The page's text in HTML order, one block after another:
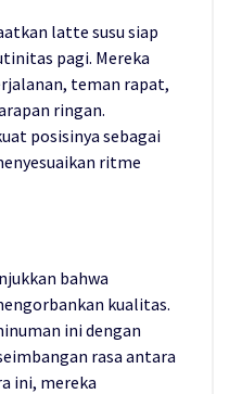
latte susu siap
pagi. Mereka
teman rapat,
ringan.
posisinya sebagai
ritme
bahwa
kualitas.
ini dengan
rasa antara
ini, mereka